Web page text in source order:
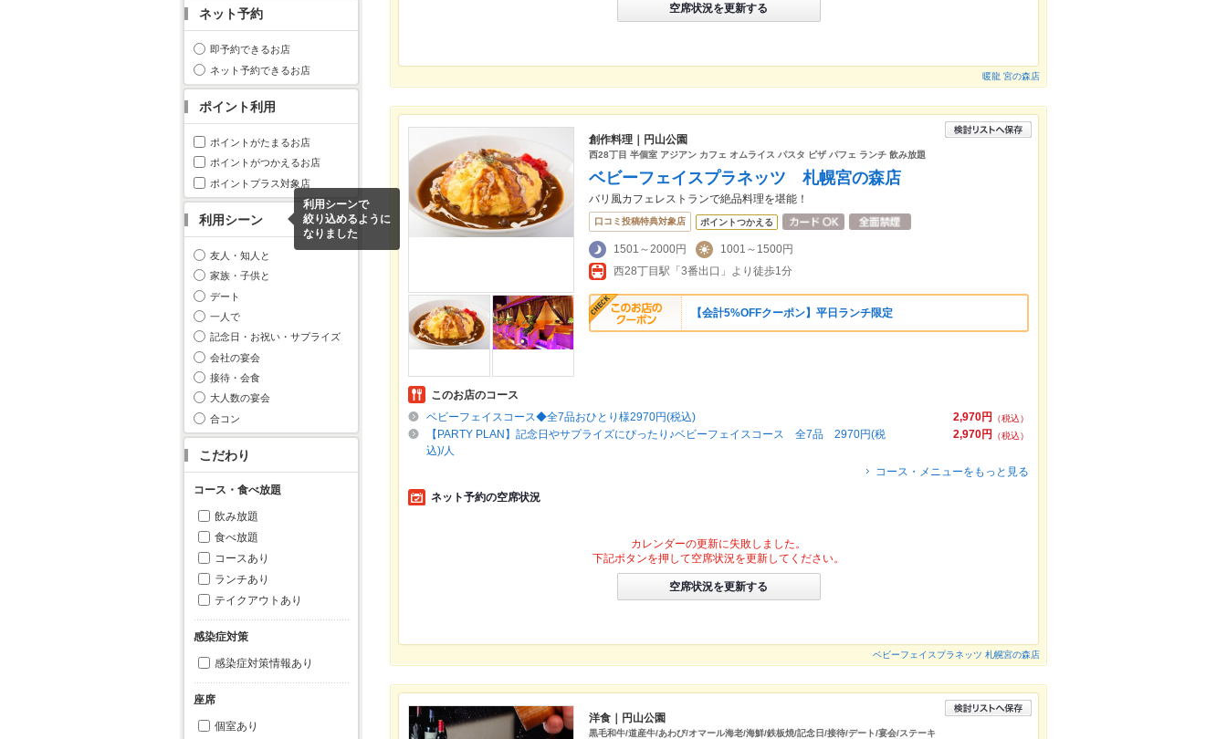
ネット予約
即予約できるお店
ネット予約できるお店
ポイント利用
ポイントがたまるお店
ポイントがつかえるお店
ポイントプラス対象店
利用シーン
利用シーンで
絞り込めるように
なりました
友人・知人と
家族・子供と
デート
一人で
記念日・お祝い・サプライズ
会社の宴会
接待・会食
大人数の宴会
合コン
こだわり
コース・食べ放題
飲み放題
食べ放題
コースあり
ランチあり
テイクアウトあり
感染症対策
感染症対策情報あり
座席
個室あり
空席状況を更新する
暖龍 宮の森店
創作料理｜円山公園
西28丁目 半個室 アジアン カフェ オムライス パスタ ピザ パフェ ランチ 飲み放題
ベビーフェイスプラネッツ 札幌宮の森店
バリ風カフェレストランで絶品料理を堪能！
口コミ投稿特典対象店 ポイントつかえる
1501～2000円
1001～1500円
西28丁目駅「3番出口」より徒歩1分
【会計5%OFFクーポン】平日ランチ限定
このお店のコース
2,970円
（税込）
ベビーフェイスコース◆全7品おひとり様2970円(税込)
2,970円
（税込）
【PARTY PLAN】記念日やサプライズにぴったり♪ベビーフェイスコース 全7品 2970円(税
込)/人
コース・メニューをもっと見る
ネット予約の空席状況
カレンダーの更新に失敗しました。
下記ボタンを押して空席状況を更新してください。
空席状況を更新する
ベビーフェイスプラネッツ 札幌宮の森店
洋食｜円山公園
黒毛和牛/道産牛/あわび/オマール海老/海鮮/鉄板焼/記念日/接待/デート/宴会/ステーキ